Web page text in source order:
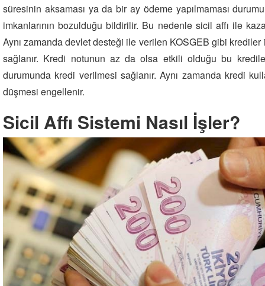
süresinin aksaması ya da bir ay ödeme yapılmaması
imkanlarının bozulduğu bildirilir. Bu nedenle sicil affı ile
Aynı zamanda devlet desteği ile verilen KOSGEB gibi
sağlanır. Kredi notunun az da olsa etkili olduğu bu
durumunda kredi verilmesi sağlanır. Aynı zamanda kredi
düşmesi engellenir.
Sicil Affı Sistemi Nasıl İşler?